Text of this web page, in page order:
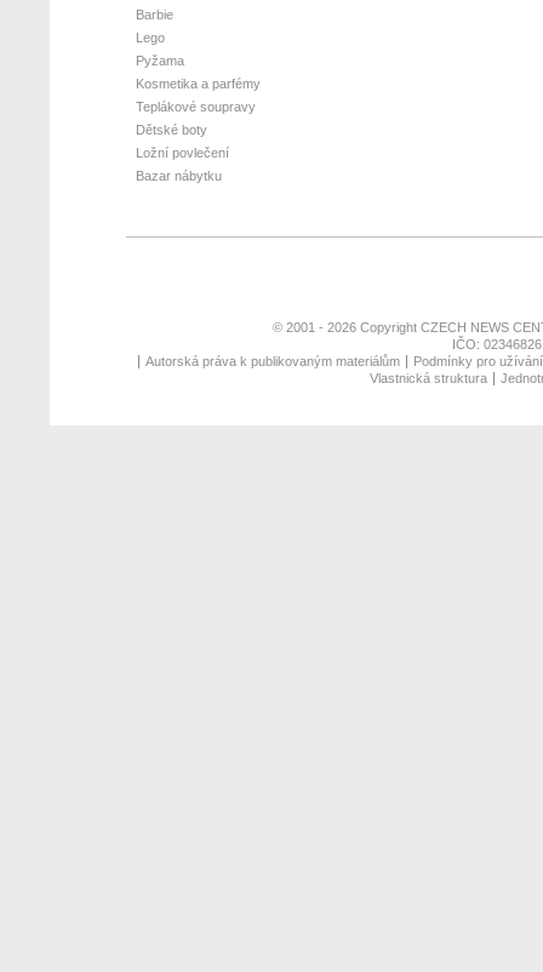
Barbie
Lego
Pyžama
Kosmetika a parfémy
Teplákové soupravy
Dětské boty
Ložní povlečení
Bazar nábytku
© 2001 - 2026 Copyright CZECH NEWS
IČO:
Autorská práva k publikovaným materiálům
Podmínky pro
Vlastnická struktura